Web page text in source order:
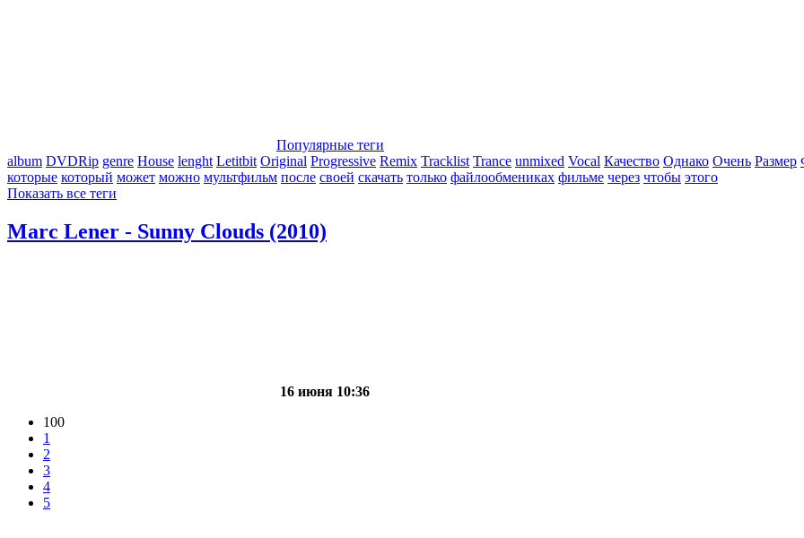
Популярные теги
album DVDRip genre House lenght Letitbit Original Progressive Remix Tracklist Trance unmixed Vocal Качество Однако Очень Размер
которые который может можно мультфильм после своей скачать только файлообмениках фильме через чтобы этого
Показать все теги
Marc Lener - Sunny Clouds (2010)
16 июня 10:36
100
1
2
3
4
5